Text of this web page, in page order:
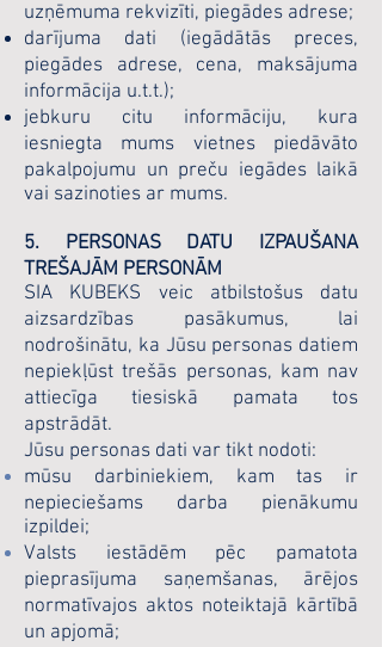
uzņēmuma rekvizīti, piegādes adrese;
darījuma dati (iegādātās preces,
piegādes adrese, cena, maksājuma
informācija u.t.t.);
jebkuru citu informāciju, kura
iesniegta mums vietnes piedāvāto
pakalpojumu un preču iegādes laikā
vai sazinoties ar mums.
5. PERSONAS DATU IZPAUŠANA
TREŠAJĀM PERSONĀM
SIA KUBEKS veic atbilstošus datu
aizsardzības pasākumus, lai
nodrošinātu, ka Jūsu personas datiem
nepiekļūst trešās personas, kam nav
attiecīga tiesiskā pamata tos
apstrādāt.
Jūsu personas dati var tikt nodoti:
mūsu darbiniekiem, kam tas ir
nepieciešams darba pienākumu
izpildei;
Valsts iestādēm pēc pamatota
pieprasījuma saņemšanas, ārējos
normatīvajos aktos noteiktajā kārtībā
un apjomā;